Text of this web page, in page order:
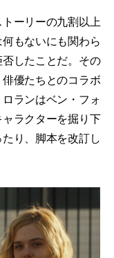
ーリーの九割以上
もないにも関わら
したことだ。その
優たちとのコラボ
ランはベン・フォ
ラクターを掘り下
り、脚本を改訂し